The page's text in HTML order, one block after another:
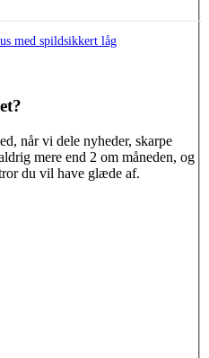
med spildsikkert låg
når vi dele nyheder, skarpe
mere end 2 om måneden, og
du vil have glæde af.